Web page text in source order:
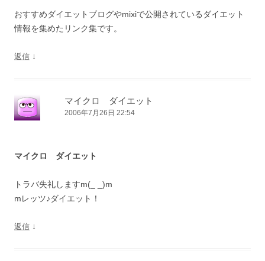
おすすめダイエットブログやmixiで公開されているダイエット
情報を集めたリンク集です。
返信 ↓
マイクロ ダイエット
2006年7月26日 22:54
マイクロ ダイエット
トラバ失礼しますm(_ _)m
mレッツ♪ダイエット！
返信 ↓